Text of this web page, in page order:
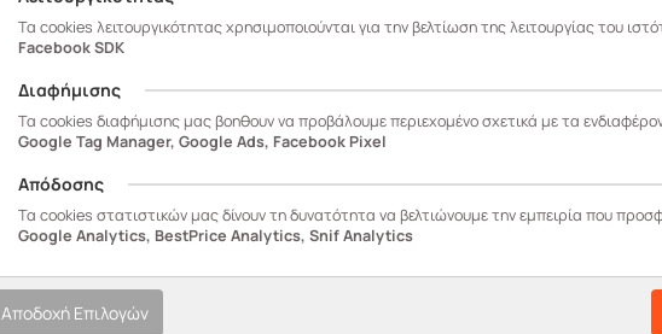
Τα cookies λειτουργικότητας χρησιμοποιούνται για την βελτίωση της λειτουργίας του
Facebook SDK
Διαφήμισης
Τα cookies διαφήμισης μας βοηθουν να προβάλουμε περιεχομένο σχετικά με τα
Google Tag Manager, Google Ads, Facebook Pixel
Απόδοσης
Τα cookies στατιστικών μας δίνουν τη δυνατότητα να βελτιώνουμε την εμπειρία που
Google Analytics, BestPrice Analytics, Snif Analytics
Αποδοχή Επιλογών